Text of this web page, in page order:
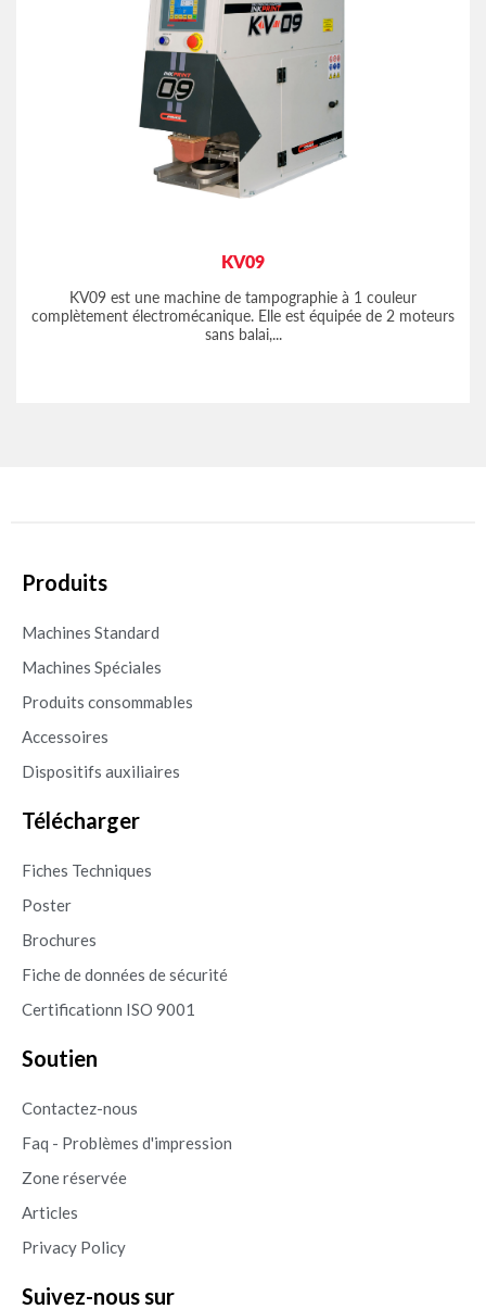
KV09
KV09 est une machine de tampographie à 1 couleur
complètement électromécanique. Elle est équipée de 2 moteurs
sans balai,...
Produits
Machines Standard
Machines Spéciales
Produits consommables
Accessoires
Dispositifs auxiliaires
Télécharger
Fiches Techniques
Poster
Brochures
Fiche de données de sécurité
Certificationn ISO 9001
Soutien
Contactez-nous
Faq - Problèmes d'impression
Zone réservée
Articles
Privacy Policy
Suivez-nous sur